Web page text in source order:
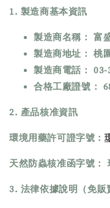
1. 製造商基本資訊
製造商名稱： 富
製造商地址： 桃
製造商電話： 03-
合格工廠證號：
2. 產品核准資訊
環境用藥許可證字號：
天然防蟲核准函字號：
3. 法律依據說明（免販